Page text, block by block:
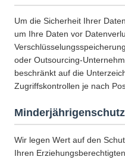
Um die Sicherheit Ihrer
um Ihre Daten vor
oder Outsourcing-
beschränkt auf die
Zugriffskontrollen je nach
Minderjährigenschutz
Wir legen Wert auf den
Ihren